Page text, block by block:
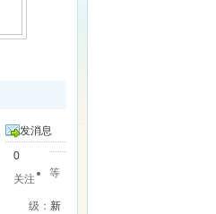
发消息
0
关注
等
级：新